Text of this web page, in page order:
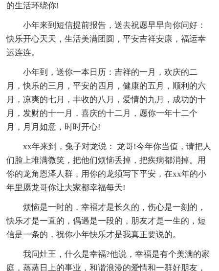
的生活环绕你!
小年来到短信提前报告，送去祝愿早早向你问好：
快乐开心天天，生活美满团圆，平安吉祥安康，福运幸
运连连。
小年到，送你一本日历：吉祥的一月，欢庆的二
月，快乐的三月，平安的四月，健康的五月，顺利的六
月，凉爽的七月，丰收的八月，爱情的九月，成功的十
月，发财的十一月，喜庆的十二月，愿你一年十二个
月，月月如意，时时开心!
xx年来到，兔子对龙说： 龙哥!今年你当值，请把人
们脸上堆满微笑，把他们烦恼丢掉，把疾病都消掉。用
你的龙角恩泽人群，用你的龙须写下平安，在xx年的小
年里愿龙哥你让大家都幸福每天!
烦恼是一时的，幸福才是长久的，伤心是一刻的，
快乐才是一直的，偶遇是一段的，朋友才是一生的，短
信是一条的，祝你小年快乐才是我真正要说的。
我问灶王，什么是幸福?他说，幸福是有个美满的家
庭，蒸蒸日上的事业，和谐浪漫的爱情和一群好朋友，